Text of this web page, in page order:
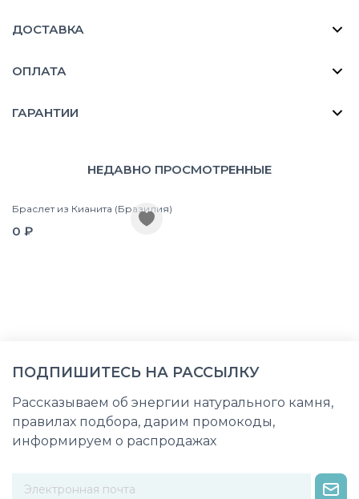
ДОСТАВКА
ОПЛАТА
ГАРАНТИИ
НЕДАВНО ПРОСМОТРЕННЫЕ
Браслет из Кианита (Бразилия)
0 ₽
ПОДПИШИТЕСЬ НА РАССЫЛКУ
Рассказываем об энергии натурального камня,
правилах подбора, дарим промокоды,
информируем о распродажах